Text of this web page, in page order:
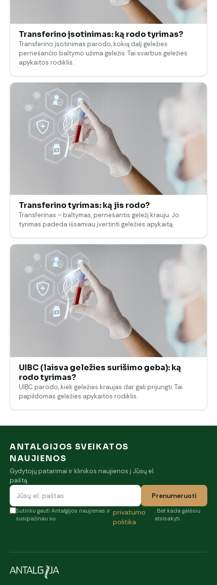
Transferino įsotinimas: ką rodo tyrimas?
Transferino įsotinimas parodo, kokią dalį geležies
pernešančio baltymo užima geležis. Tai svarbus geležies
apykaitos rodiklis.
Transferino tyrimas: ką jis rodo?
Transferinas – baltymas, pernešantis geležį krauju. Jo
tyrimas padeda išsamiau įvertinti geležies apykaitą.
UIBC (laisva geležies surišimo geba): ką
rodo tyrimas?
UIBC parodo, kiek geležies kraujas dar gali prijungti. Tai
papildomas geležies apykaitos rodiklis.
ANTALGIJOS SVEIKATOS
NAUJIENOS
Gydytojų patarimai ir klinikos naujienos į Jūsų el.
paštą.
Prenumeruoti
Sutinku gauti Antalgijos naujienas ir
susipažinau su
privatumo
politika
. Bet kada galėsiu
atsisakyti.